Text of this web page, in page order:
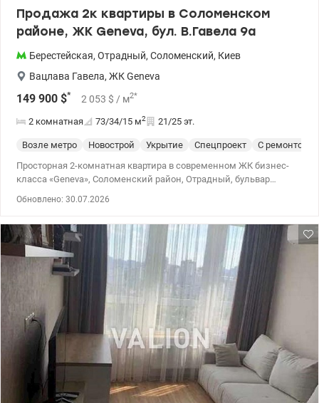
Продажа 2к квартиры в Соломенском
районе, ЖК Geneva, бул. В.Гавела 9а
Берестейская, Отрадный, Соломенский, Киев
Вацлава Гавела, ЖК Geneva
149 900 $* 2 053 $ / м2*
2 комнатная 73/34/15 м2 21/25 эт.
Возле метро Новострой Укрытие Спецпроект
С ремонтом
Просторная 2-комнатная квартира в современном ЖК бизнес-
класса «Geneva», Соломенский район, Отрадный, бульвар
санузла — один с ванной, второй с душевой кабиной; •
просторная прихожая. Полная комплектация техники : •
кондиционеры в каждой комнате. Кухня: • посудомоечная
машина; • духовой шкаф; • варочная поверхность; • холодильник;
бойлер; • телевизоры; • видеодомофон. О жилом комплексе
«Geneva»: • современный ЖК бизнес-класса; • стильная
архитектура и презентабельная входная группа; • автономное
отопление; • лифты подключены к генераторам; • высокий
уровень безопасности и комфорта для жителей. Локация:
Зелёный оазис в городе • рядом парк «Орлятко» и озеро —
идеальное место для прогулок, спорта и отдыха; • 10 минут
пешком до скоростного трамвая — быстрый доступ в центр без
Обновлено: 30.07.2026